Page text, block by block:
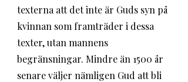
texterna att det inte är Guds syn på
kvinnan som framträder i dessa
texter, utan mannens
begränsningar. Mindre än 1500 år
senare väljer nämligen Gud att bli